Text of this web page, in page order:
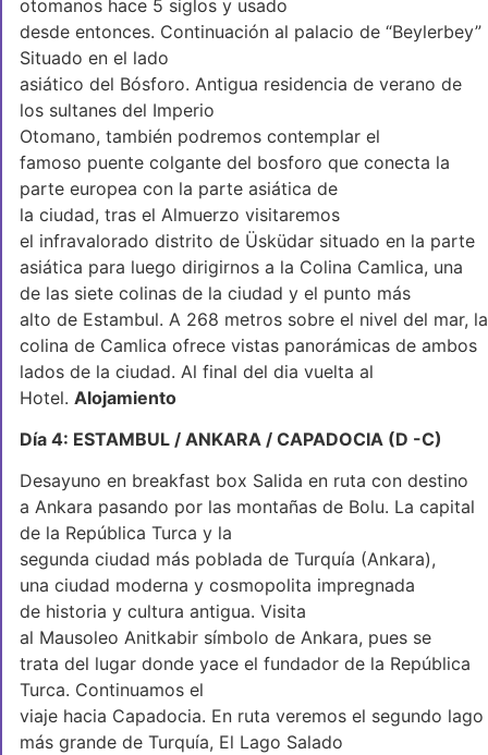
otomanos hace 5 siglos y usado
desde entonces. Continuación al palacio de “Beylerbey”
Situado en el lado
asiático del Bósforo. Antigua residencia de verano de
los sultanes del Imperio
Otomano, también podremos contemplar el
famoso puente colgante del bosforo que conecta la
parte europea con la parte asiática de
la ciudad, tras el Almuerzo visitaremos
el infravalorado distrito de Üsküdar situado en la parte
asiática para luego dirigirnos a la Colina Camlica, una
de las siete colinas de la ciudad y el punto más
alto de Estambul. A 268 metros sobre el nivel del mar, la
colina de Camlica ofrece vistas panorámicas de ambos
lados de la ciudad. Al final del dia vuelta al
Hotel. Alojamiento
Día 4: ESTAMBUL / ANKARA / CAPADOCIA (D -C)
Desayuno en breakfast box Salida en ruta con destino
a Ankara pasando por las montañas de Bolu. La capital
de la República Turca y la
segunda ciudad más poblada de Turquía (Ankara),
una ciudad moderna y cosmopolita impregnada
de historia y cultura antigua. Visita
al Mausoleo Anitkabir símbolo de Ankara, pues se
trata del lugar donde yace el fundador de la República
Turca. Continuamos el
viaje hacia Capadocia. En ruta veremos el segundo lago
más grande de Turquía, El Lago Salado